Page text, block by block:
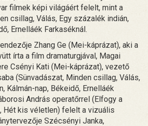
filmek képi világáért felelt, mint a
csillag, Válás, Egy százalék indián,
Ernelláék Farkaséknál.
Zhang Ge (Mei-káprázat), aki a
írta a film dramaturgjával, Magai
Csényi Kati (Mei-káprázat), vezető
(Sünvadászat, Minden csillag, Válás,
Kálmán-nap, Békeidő, Ernelláék
András operatőrrel (Elfogy a
Hét kis véletlen) felelt a vizuális
Szécsényi Janka,